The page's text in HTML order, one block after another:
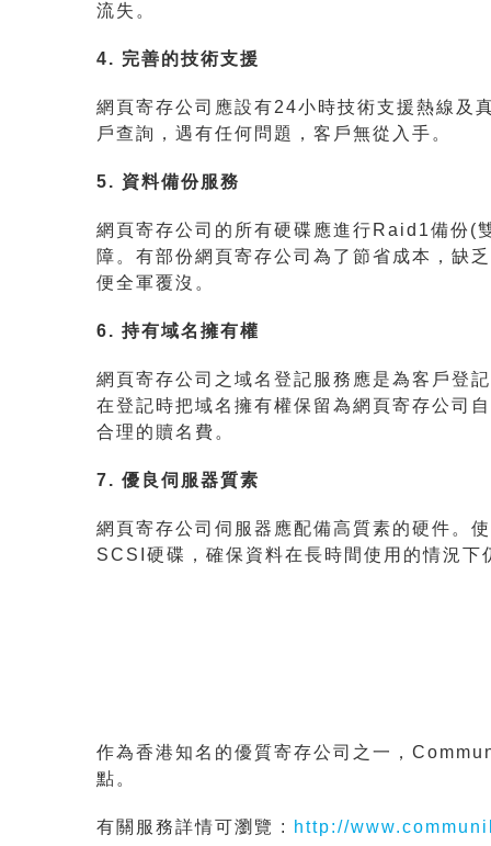
流失。
4. 完善的技術支援
網頁寄存公司應設有24小時技術支援熱線及
戶查詢，遇有任何問題，客戶無從入手。
5. 資料備份服務
網頁寄存公司的所有硬碟應進行Raid1備份(
障。有部份網頁寄存公司為了節省成本，缺
便全軍覆沒。
6. 持有域名擁有權
網頁寄存公司之域名登記服務應是為客戶登
在登記時把域名擁有權保留為網頁寄存公司
合理的贖名費。
7. 優良伺服器質素
網頁寄存公司伺服器應配備高質素的硬件。
SCSI硬碟，確保資料在長時間使用的情況下
作為香港知名的優質寄存公司之一，
點。
有關服務詳情可瀏覽 : http://